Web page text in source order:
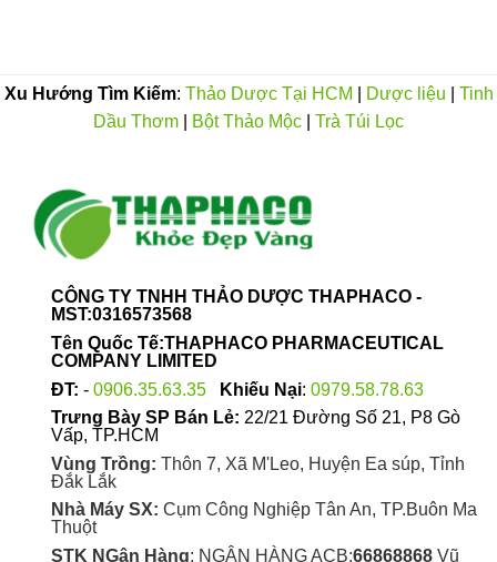
Xu Hướng Tìm Kiếm: Thảo Dược Tại HCM Dược liệu
Tinh
Dầu Thơm
Bột Thảo Mộc Trà Túi Lọc
CÔNG TY TNHH THẢO DƯỢC THAPHACO -
MST:0316573568
Tên Quốc Tế:THAPHACO PHARMACEUTICAL
COMPANY LIMITED
ĐT: - 0906.35.63.35 Khiếu Nại: 0979.58.78.63
Trưng Bày SP Bán Lẻ: 22/21 Đường Số 21, P8 Gò
Vấp, TP.HCM
Vùng Trồng: Thôn 7, Xã M'Leo, Huyện Ea súp, Tỉnh
Đắk Lắk
Nhà Máy SX: Cụm Công Nghiệp Tân An, TP.Buôn Ma
Thuột
STK NGân Hàng: NGÂN HÀNG ACB:66868868Vũ